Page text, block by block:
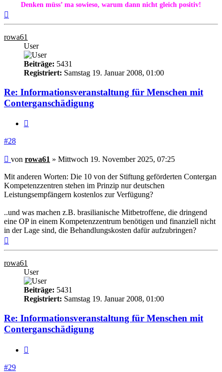
Denken müss’ ma sowieso, warum dann nicht gleich positiv!
rowa61
User
Beiträge: 5431
Registriert: Samstag 19. Januar 2008, 01:00
Re: Informationsveranstaltung für Menschen mit
Conterganschädigung
#28
Beitrag
von rowa61 » Mittwoch 19. November 2025, 07:25
Mit anderen Worten: Die 10 von der Stiftung geförderten Contergan
Kompetenzzentren stehen im Prinzip nur deutschen
Leistungsempfängern kostenlos zur Verfügung?
..und was machen z.B. brasilianische Mitbetroffene, die dringend
eine OP in einem Kompetenzzentrum benötigen und finanziell nicht
in der Lage sind, die Behandlungskosten dafür aufzubringen?
rowa61
User
Beiträge: 5431
Registriert: Samstag 19. Januar 2008, 01:00
Re: Informationsveranstaltung für Menschen mit
Conterganschädigung
#29